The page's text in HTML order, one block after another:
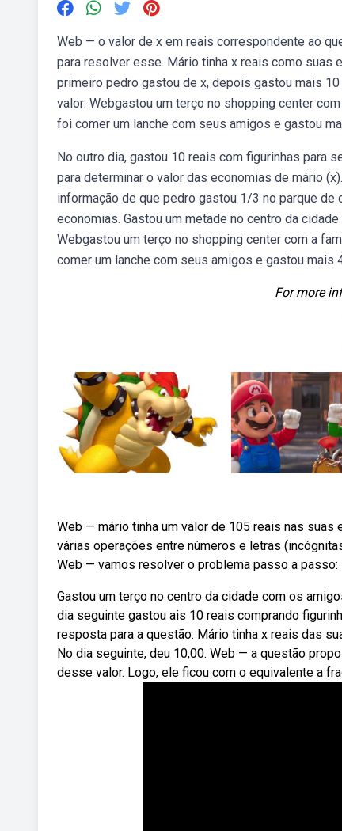
Web — o valor de x em reais correspondente ao
para resolver esse. Mário tinha x reais como suas
primeiro pedro gastou de x, depois gastou mais
valor: Webgastou um terço no shopping center
foi comer um lanche com seus amigos e gastou
No outro dia, gastou 10 reais com figurinhas para
para determinar o valor das economias de mário
informação de que pedro gastou 1/3 no parque
economias. Gastou um metade no centro da
Webgastou um terço no shopping center com a
comer um lanche com seus amigos e gastou mais
For more
Web — mário tinha um valor de 105 reais nas
várias operações entre números e letras
Web — vamos resolver o problema passo a
Gastou um terço no centro da cidade com os
dia seguinte gastou ais 10 reais comprando
resposta para a questão: Mário tinha x reais das
No dia seguinte, deu 10,00. Web — a questão
desse valor. Logo, ele ficou com o equivalente a